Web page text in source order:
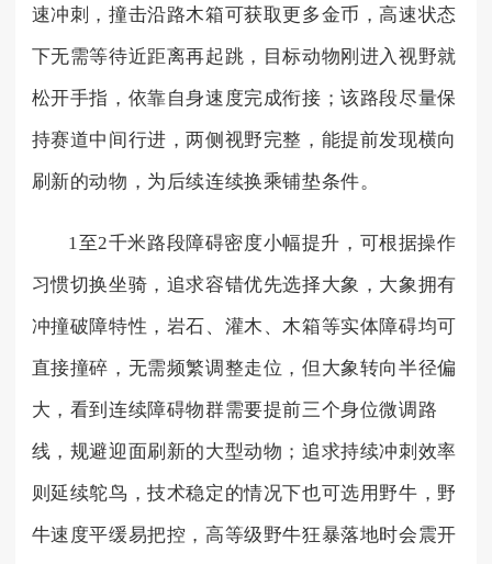
速冲刺，撞击沿路木箱可获取更多金币，高速状态
下无需等待近距离再起跳，目标动物刚进入视野就
松开手指，依靠自身速度完成衔接；该路段尽量保
持赛道中间行进，两侧视野完整，能提前发现横向
刷新的动物，为后续连续换乘铺垫条件。
1至2千米路段障碍密度小幅提升，可根据操作
习惯切换坐骑，追求容错优先选择大象，大象拥有
冲撞破障特性，岩石、灌木、木箱等实体障碍均可
直接撞碎，无需频繁调整走位，但大象转向半径偏
大，看到连续障碍物群需要提前三个身位微调路
线，规避迎面刷新的大型动物；追求持续冲刺效率
则延续鸵鸟，技术稳定的情况下也可选用野牛，野
牛速度平缓易把控，高等级野牛狂暴落地时会震开